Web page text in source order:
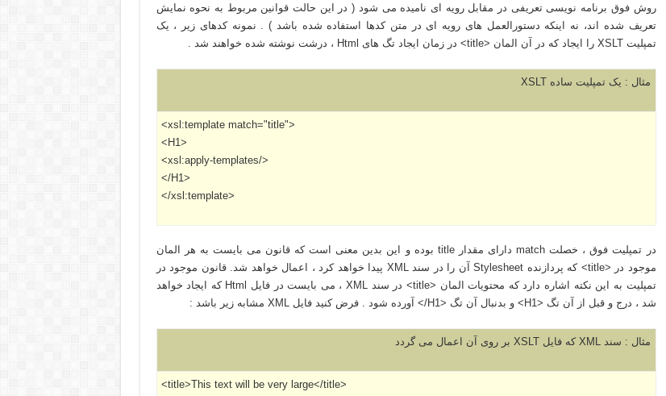
روش فوق برنامه نويسی تعريفی در مقابل رويه ای ناميده می شود ( در اين حالت قوانين مربوط به نحوه نمايش
تعريف شده اند، نه اينکه دستورالعمل های رويه ای در متن کدها استفاده شده باشد ) . نمونه کدهای زير ، يک
تمپليت XSLT را ايجاد که در آن المان <title> در زمان ايجاد تگ های Html ، درشت نوشته شده خواهند شد .
مثال : يک تمپليت ساده XSLT
<xsl:template match="title">
<H1>
<xsl:apply-templates/>
</H1>
</xsl:template>
در تمپليت فوق ، خصلت match دارای مقدار title بوده و اين بدين معنی است که قانون می بايست به هر المان
موجود در <title> که پردازنده Stylesheet آن را در سند XML پيدا خواهد کرد ، اعمال خواهد شد. قانون موجود در
تمپليت به اين نکته اشاره دارد که محتويات المان <title> در سند XML ، می بايست در فايل Html که ايجاد خواهد
شد ، درج و قبل از آن تگ <H1> و بدنبال آن تگ <H1/> آورده شود . فرض کنيد فايل XML مشابه زير باشد :
مثال : سند XML که فايل XSLT بر روی آن اعمال می گردد
<title>This text will be very large</title>